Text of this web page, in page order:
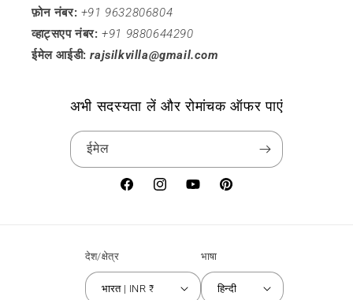
फ़ोन नंबर: +91 9632806804
व्हाट्सएप नंबर: +91 9880644290
ईमेल आईडी: rajsilkvilla@gmail.com
अभी सदस्यता लें और रोमांचक ऑफर पाएं
ईमेल
फेसबुक Instagram
यूट्यूब Pinterest
देश/क्षेत्र
भारत | INR ₹
भाषा
हिन्दी